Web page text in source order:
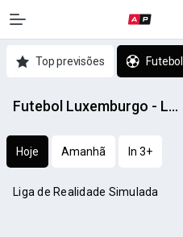
Top previsões Futebol
Futebol Luxemburgo - Liga Nacional prognósticos
Hoje Amanhã In 3+
Liga de Realidade Simulada